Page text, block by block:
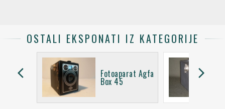
OSTALI EKSPONATI IZ KATEGORIJE
arrow_back_ios
Agfa Fotoaparat Agfa
Box 45
arrow_forward_ios